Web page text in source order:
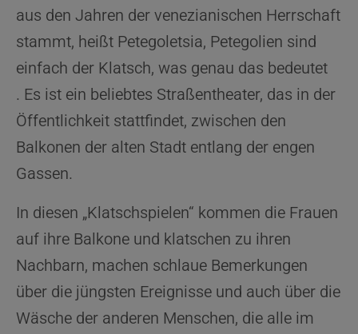
aus den Jahren der venezianischen Herrschaft
stammt, heißt Petegoletsia, Petegolien sind
einfach der Klatsch, was genau das bedeutet
. Es ist ein beliebtes Straßentheater, das in der
Öffentlichkeit stattfindet, zwischen den
Balkonen der alten Stadt entlang der engen
Gassen.
In diesen „Klatschspielen“ kommen die Frauen
auf ihre Balkone und klatschen zu ihren
Nachbarn, machen schlaue Bemerkungen
über die jüngsten Ereignisse und auch über die
Wäsche der anderen Menschen, die alle im